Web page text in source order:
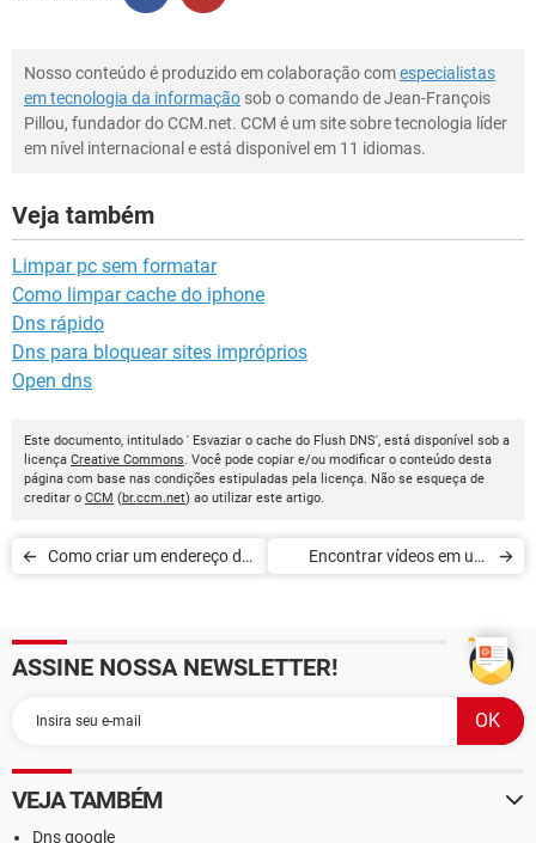
Nosso conteúdo é produzido em colaboração comespecialistas
em tecnologia da informação sob o comando de Jean-François
Pillou, fundador do CCM.net. CCM é um site sobre tecnologia líder
em nível internacional e está disponível em 11 idiomas.
Veja também
Limpar pc sem formatar
Como limpar cache do iphone
Dns rápido
Dns para bloquear sites impróprios
Open dns
Este documento, intitulado ' Esvaziar o cache do Flush DNS', está disponível sob a
licença Creative Commons. Você pode copiar e/ou modificar o conteúdo desta
página com base nas condições estipuladas pela licença. Não se esqueça de
creditar o CCM (br.ccm.net) ao utilizar este artigo.
Como criar um endereço de
Encontrar vídeos em um
ASSINE NOSSA NEWSLETTER!
VEJA TAMBÉM
Dns google